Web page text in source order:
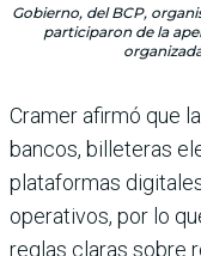
Gobierno, del BCP,
participaron de la
Cramer afirmó que
bancos, billeteras
plataformas
operativos, por lo
reglas claras sobre